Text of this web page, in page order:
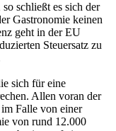
schließt es sich der
Gastronomie keinen
geht in der EU
Steuersatz zu
sich für eine
Allen voran der
Falle von einer
von rund 12.000